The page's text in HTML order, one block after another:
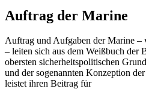
Auftrag der Marine
Auftrag und Aufgaben der Marine –
– leiten sich aus dem Weißbuch der
obersten sicherheitspolitischen
und der sogenannten Konzeption
leistet ihren Beitrag für